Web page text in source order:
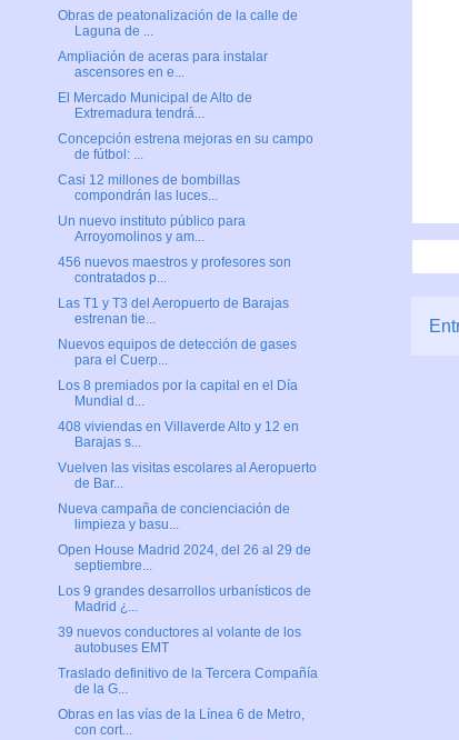
Obras de peatonalización de la calle de
Laguna de ...
Ampliación de aceras para instalar
ascensores en e...
El Mercado Municipal de Alto de
Extremadura tendrá...
Concepción estrena mejoras en su campo
de fútbol: ...
Casi 12 millones de bombillas
compondrán las luces...
Un nuevo instituto público para
Arroyomolinos y am...
456 nuevos maestros y profesores son
contratados p...
Las T1 y T3 del Aeropuerto de Barajas
estrenan tie...
Nuevos equipos de detección de gases
para el Cuerp...
Los 8 premiados por la capital en el Día
Mundial d...
408 viviendas en Villaverde Alto y 12 en
Barajas s...
Vuelven las visitas escolares al Aeropuerto
de Bar...
Nueva campaña de concienciación de
limpieza y basu...
Open House Madrid 2024, del 26 al 29 de
septiembre...
Los 9 grandes desarrollos urbanísticos de
Madrid ¿...
39 nuevos conductores al volante de los
autobuses EMT
Traslado definitivo de la Tercera Compañía
de la G...
Obras en las vías de la Línea 6 de Metro,
con cort...